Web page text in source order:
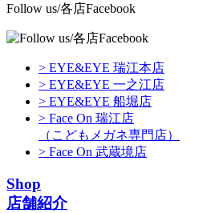
Follow us/各店Facebook
> EYE&EYE 瑞江本店
> EYE&EYE 一之江店
> EYE&EYE 船堀店
> Face On 瑞江店
（こどもメガネ専門店）
> Face On 武蔵境店
Shop
店舗紹介